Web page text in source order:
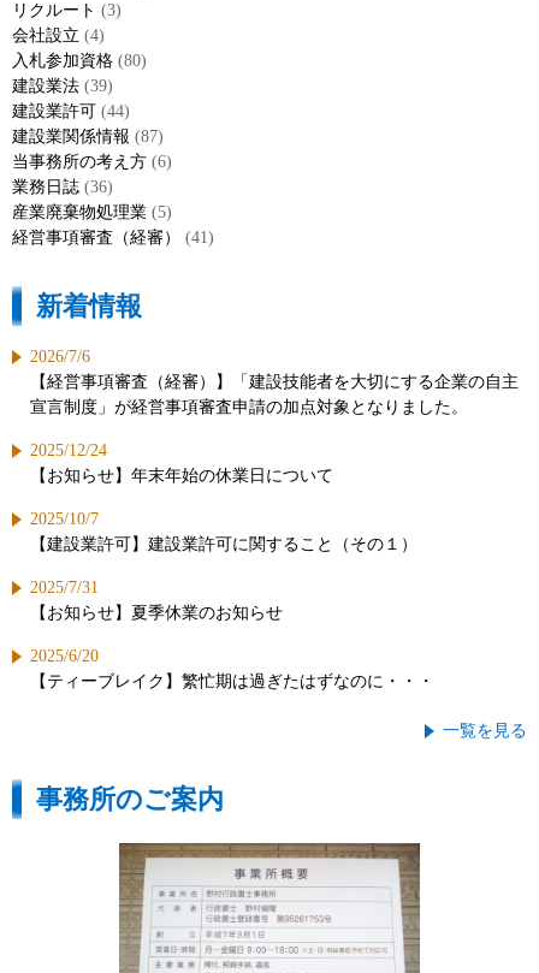
リクルート (3)
会社設立 (4)
入札参加資格 (80)
建設業法 (39)
建設業許可 (44)
建設業関係情報 (87)
当事務所の考え方 (6)
業務日誌 (36)
産業廃棄物処理業 (5)
経営事項審査（経審）
(41)
新着情報
2026/7/6
【経営事項審査（経審）】「建設技能者を大切にする企業の自主
宣言制度」が経営事項審査申請の加点対象となりました。
2025/12/24
【お知らせ】年末年始の休業日について
2025/10/7
【建設業許可】建設業許可に関すること（その１）
2025/7/31
【お知らせ】夏季休業のお知らせ
2025/6/20
【ティーブレイク】繁忙期は過ぎたはずなのに・・・
一覧を見る
事務所のご案内